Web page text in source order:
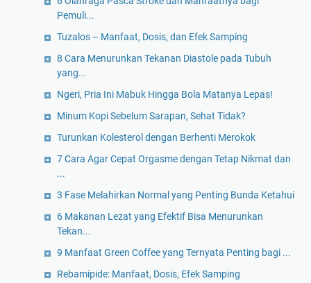
Pemuli...
Tuzalos – Manfaat, Dosis, dan Efek Samping
8 Cara Menurunkan Tekanan Diastole pada Tubuh
yang...
Ngeri, Pria Ini Mabuk Hingga Bola Matanya Lepas!
Minum Kopi Sebelum Sarapan, Sehat Tidak?
Turunkan Kolesterol dengan Berhenti Merokok
7 Cara Agar Cepat Orgasme dengan Tetap Nikmat dan
...
3 Fase Melahirkan Normal yang Penting Bunda Ketahui
6 Makanan Lezat yang Efektif Bisa Menurunkan
Tekan...
9 Manfaat Green Coffee yang Ternyata Penting bagi ...
Rebamipide: Manfaat, Dosis, Efek Samping